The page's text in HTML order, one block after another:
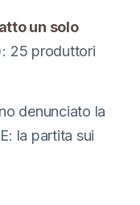
un solo
25 produttori
denunciato la
la partita sui